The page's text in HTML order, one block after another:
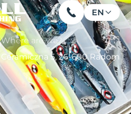
EN
Where are we?
Ceramiczna 5, 26-600 Radom